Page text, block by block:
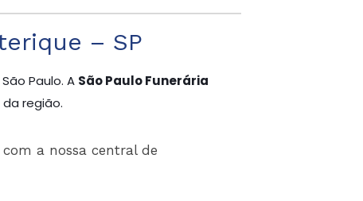
– SP
Paulo. A São Paulo Funerária
região.
a nossa central de